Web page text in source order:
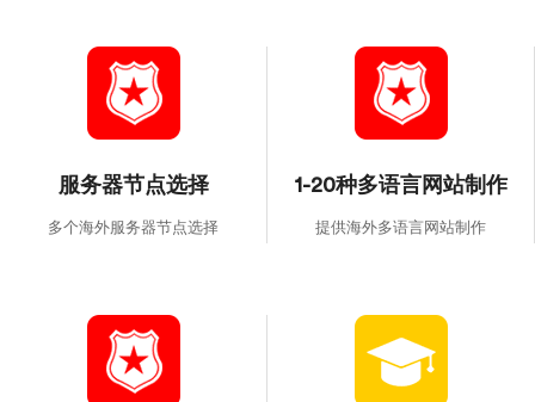
服务器节点选择
多个海外服务器节点选择
1-20种多语言网站制作
提供海外多语言网站制作